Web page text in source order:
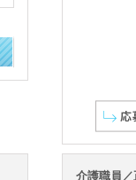
介護職員／